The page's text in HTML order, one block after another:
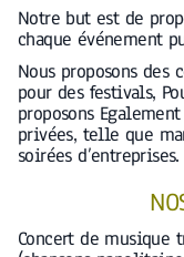
Notre but est de
chaque événement
Nous proposons des
pour des festivals,
proposons
privées, telle que
soirées d’entreprises.
Concert de musique